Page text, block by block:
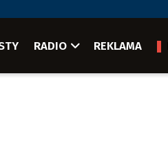
RADIO REKLAMA